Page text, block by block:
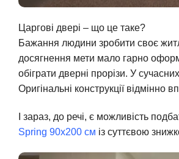
Царгові двері – що це таке?
Бажання людини зробити своє
досягнення мети мало гарно
обіграти дверні прорізи. У
Оригінальні конструкції відмінно
І зараз, до речі, є можливість
Spring 90х200 см із суттєвою